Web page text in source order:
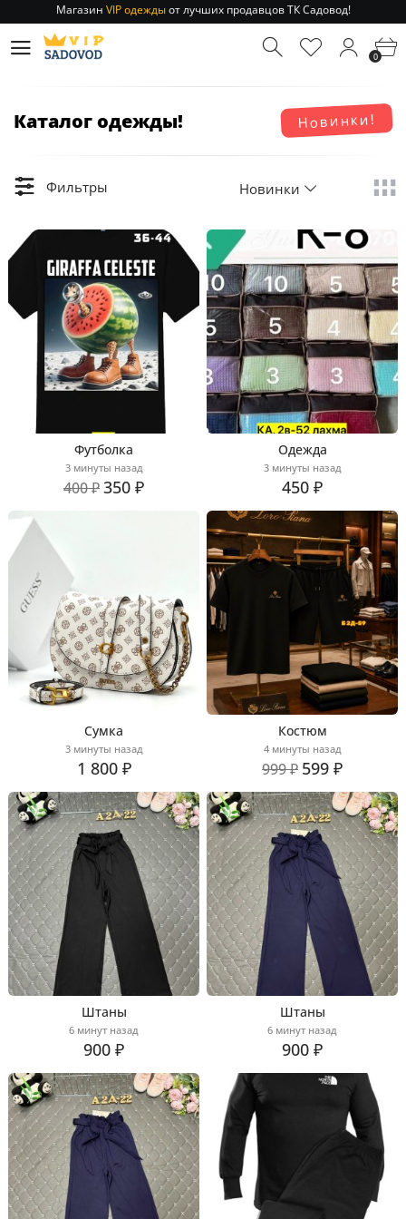
Отправление заказа 1-3 дняпо РФ и МСК!
Магазин
от лучших продавцов ТК Садовод!
0
Новинки!
Каталог одежды!
Фильтры Новинки
Футболка
3 минуты назад
400 ₽350 ₽
Одежда
3 минуты назад
450 ₽
Сумка
3 минуты назад
1 800 ₽
Костюм
4 минуты назад
999 ₽ 599 ₽
Штаны
6 минут назад
900 ₽
Штаны
6 минут назад
900 ₽